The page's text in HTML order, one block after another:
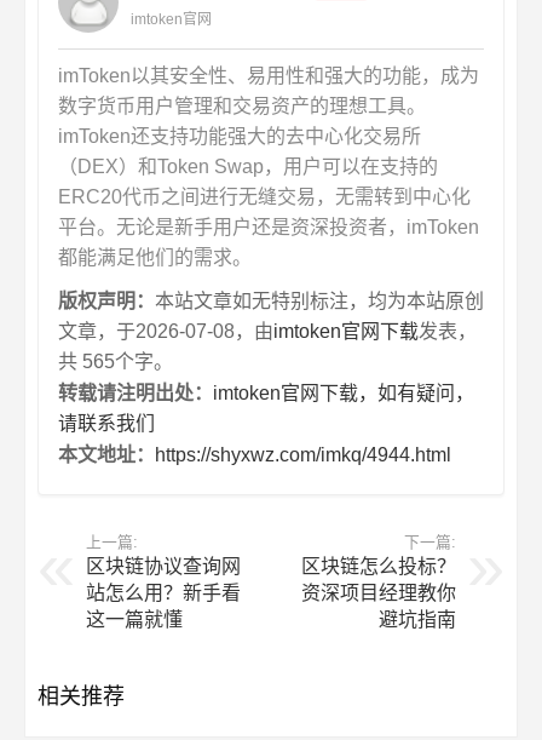
imtoken官网
imToken以其安全性、易用性和强大的功能，成为
数字货币用户管理和交易资产的理想工具。
imToken还支持功能强大的去中心化交易所
（DEX）和Token Swap，用户可以在支持的
ERC20代币之间进行无缝交易，无需转到中心化
平台。无论是新手用户还是资深投资者，imToken
都能满足他们的需求。
版权声明： 本站文章如无特别标注，均为本站原创
文章，于2026-07-08，由imtoken官网下载发表，
共 565个字。
转载请注明出处： imtoken官网下载，如有疑问，
请联系我们
本文地址：
https://shyxwz.com/imkq/4944.html
上一篇:
区块链协议查询网
站怎么用？新手看
这一篇就懂
下一篇:
区块链怎么投标？
资深项目经理教你
避坑指南
相关推荐